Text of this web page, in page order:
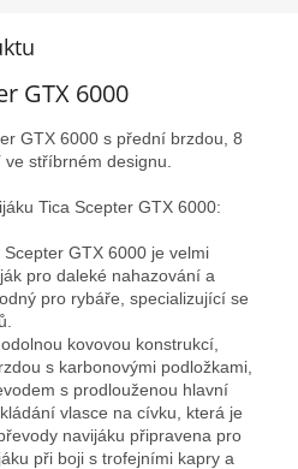
GTX 6000
GTX 6000 s přední brzdou, 8
stříbrném designu.
Tica Scepter GTX 6000:
GTX 6000 je velmi
pro daleké nahazování a
pro rybáře, specializující se
kovovou konstrukcí,
s karbonovými podložkami,
s prodlouženou hlavní
vlasce na cívku, která je
navijáku připravena pro
při boji s trofejními kapry a